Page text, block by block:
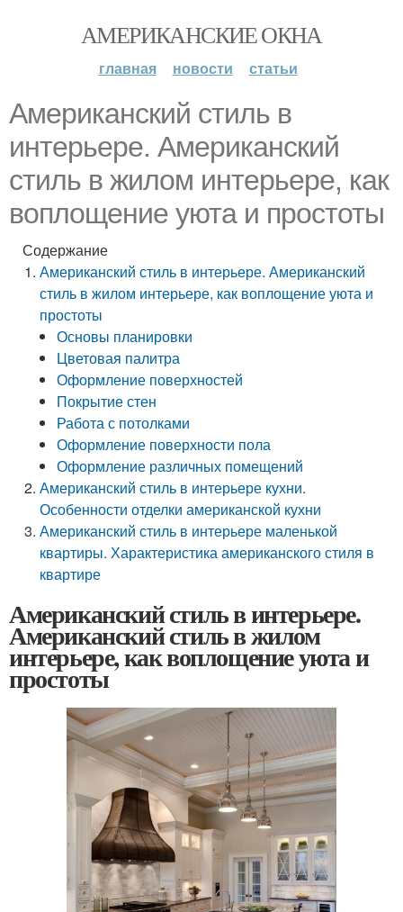
АМЕРИКАНСКИЕ ОКНА
главная новости статьи
Американский стиль в
интерьере. Американский
стиль в жилом интерьере, как
воплощение уюта и простоты
Содержание
Американский стиль в интерьере. Американский
стиль в жилом интерьере, как воплощение уюта и
простоты
Основы планировки
Цветовая палитра
Оформление поверхностей
Покрытие стен
Работа с потолками
Оформление поверхности пола
Оформление различных помещений
Американский стиль в интерьере кухни.
Особенности отделки американской кухни
Американский стиль в интерьере маленькой
квартиры. Характеристика американского стиля в
квартире
Американский стиль в интерьере.
Американский стиль в жилом
интерьере, как воплощение уюта и
простоты